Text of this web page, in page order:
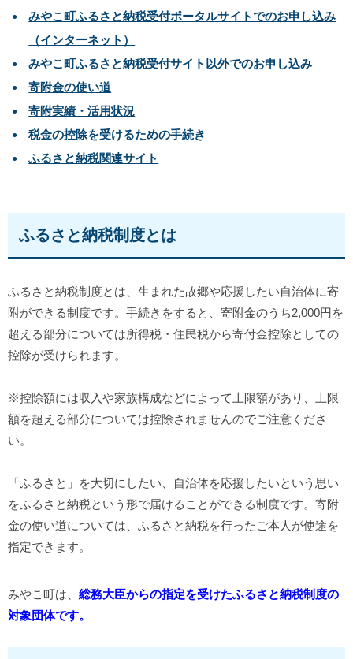
みやこ町ふるさと納税受付ポータルサイトでのお申し込み
（インターネット）
みやこ町ふるさと納税受付サイト以外でのお申し込み
寄附金の使い道
寄附実績・活用状況
税金の控除を受けるための手続き
ふるさと納税関連サイト
ふるさと納税制度とは
ふるさと納税制度とは、生まれた故郷や応援したい自治体に寄
附ができる制度です。手続きをすると、寄附金のうち2,000円を
超える部分については所得税・住民税から寄付金控除としての
控除が受けられます。
※控除額には収入や家族構成などによって上限額があり、上限
額を超える部分については控除されませんのでご注意くださ
い。
「ふるさと」を大切にしたい、自治体を応援したいという思い
をふるさと納税という形で届けることができる制度です。寄附
金の使い道については、ふるさと納税を行ったご本人が使途を
指定できます。
みやこ町は、 総務大臣からの指定を受けたふるさと納税制度の
対象団体です。